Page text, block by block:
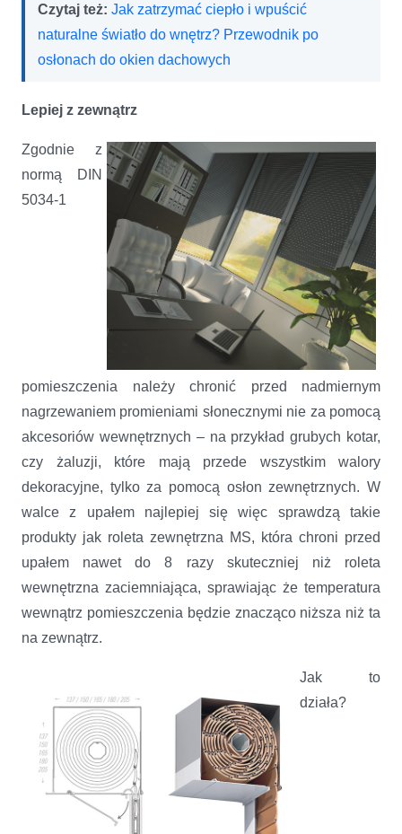
Czytaj też: Jak zatrzymać ciepło i wpuścić
naturalne światło do wnętrz? Przewodnik po
osłonach do okien dachowych
Lepiej z zewnątrz
Zgodnie z
normą DIN
5034-1
pomieszczenia należy chronić przed nadmiernym
nagrzewaniem promieniami słonecznymi nie za pomocą
akcesoriów wewnętrznych – na przykład grubych kotar,
czy żaluzji, które mają przede wszystkim walory
dekoracyjne, tylko za pomocą osłon zewnętrznych. W
walce z upałem najlepiej się więc sprawdzą takie
produkty jak roleta zewnętrzna MS, która chroni przed
upałem nawet do 8 razy skuteczniej niż roleta
wewnętrzna zaciemniająca, sprawiając że temperatura
wewnątrz pomieszczenia będzie znacząco niższa niż ta
na zewnątrz.
Jak to
działa?